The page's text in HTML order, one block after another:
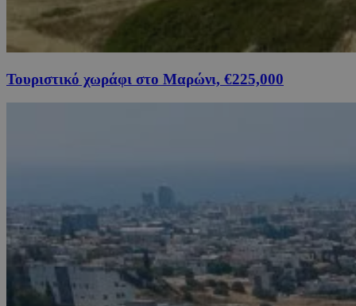
Τουριστικό χωράφι στο Μαρώνι, €225,000